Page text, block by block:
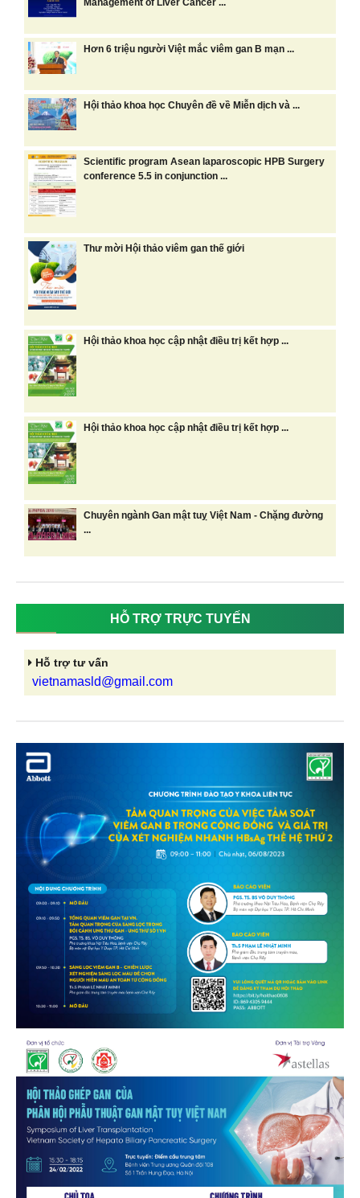
Hơn 6 triệu người Việt mắc viêm gan B mạn ...
Hội thảo khoa học Chuyên đề về Miễn dịch và ...
Scientific program Asean laparoscopic HPB Surgery
conference 5.5 in conjunction ...
Thư mời Hội thảo viêm gan thế giới
Hội thảo khoa học cập nhật điều trị kết hợp ...
Hội thảo khoa học cập nhật điều trị kết hợp ...
Chuyên ngành Gan mật tuỵ Việt Nam - Chặng đường
...
HỖ TRỢ TRỰC TUYẾN
Hỗ trợ tư vấn
vietnamasld@gmail.com